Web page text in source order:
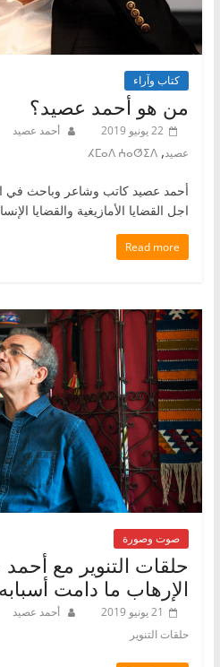
كتاب وآراء
من هو أحمد عصيد؟
22 يونيو 2019 أحمد عصيد
عصيد,
ⵃⵎⴰⴷ ⵄⴰⵚⵉⴷ
أحمد عصيد كاتب وشاعر وباحث في
اجل القضايا الأمازيغية والقضايا
Read more
صوت وصورة
حلقات التنوير مع
الإرهاب ما دامت
21 يونيو 2019 أحمد عصيد
حلقات التنوير